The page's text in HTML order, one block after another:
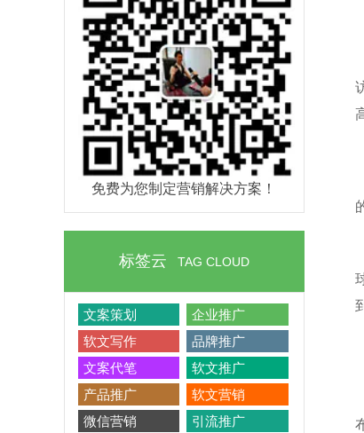
免费为您制定营销解决方案！
标签云 TAG CLOUD
文案策划
企业推广
软文写作
品牌推广
文案代笔
软文推广
产品推广
软文营销
微信营销
引流推广